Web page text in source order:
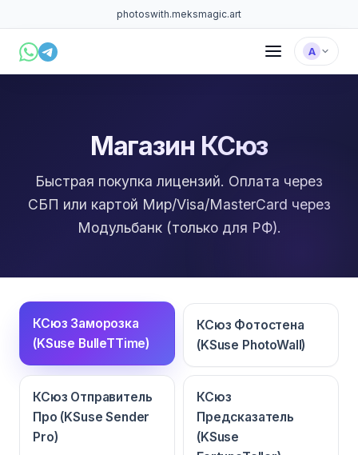
photoswith.meksmagic.art
А
Магазин КСюз
Быстрая покупка лицензий. Оплата через
СБП или картой Мир/Visa/MasterCard через
Модульбанк (только для РФ).
КСюз Заморозка
(KSuse BulleTTime)
КСюз Фотостена
(KSuse PhotoWall)
КСюз Отправитель
Про (KSuse Sender
Pro)
КСюз
Предсказатель
(KSuse